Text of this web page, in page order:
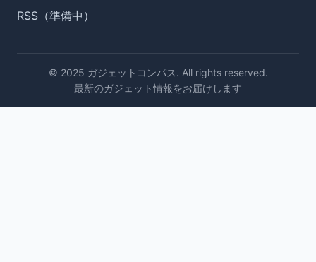
RSS（準備中）
© 2025 ガジェットコンパス. All rights reserved.
最新のガジェット情報をお届けします